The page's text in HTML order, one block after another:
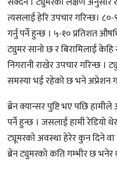
त्यसलाई हेरि उपचार गरिन्छ।
गर्नु पर्ने हुन्छ । ५-१० प्रतिशत
ट्युमर सानो छ र बिरामिलाई
निगरानी राखेर उपचार गरिन्छ ।
समस्या भई रहेको छ भने अप्रेशन
ब्रेन क्यान्सर पुष्टि भए पछि
पर्ने हुन्छ । जसलाई हामी रेडियो
ट्यूमरको अवस्था हेरेर कुन दिने वा
ब्रेन ट्युमरको कति गम्भीर छ भनेर